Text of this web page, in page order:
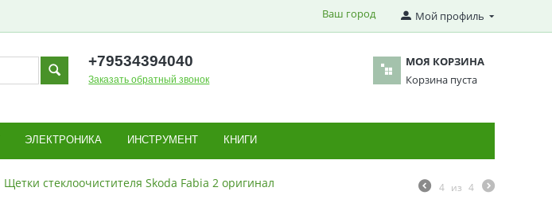
Мой профиль
Ваш город
+79534394040
Заказать обратный звонок
МОЯ КОРЗИНА
Корзина пуста
ЭЛЕКТРОНИКА ИНСТРУМЕНТ КНИГИ
Щетки стеклоочистителя Skoda Fabia 2 оригинал 4 из 4